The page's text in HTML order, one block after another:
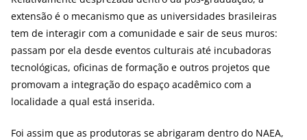
extensão é o mecanismo que as universidades brasileiras
tem de interagir com a comunidade e sair de seus muros:
passam por ela desde eventos culturais até incubadoras
tecnológicas, oficinas de formação e outros projetos que
promovam a integração do espaço acadêmico com a
localidade a qual está inserida.
Foi assim que as produtoras se abrigaram dentro do NAEA,